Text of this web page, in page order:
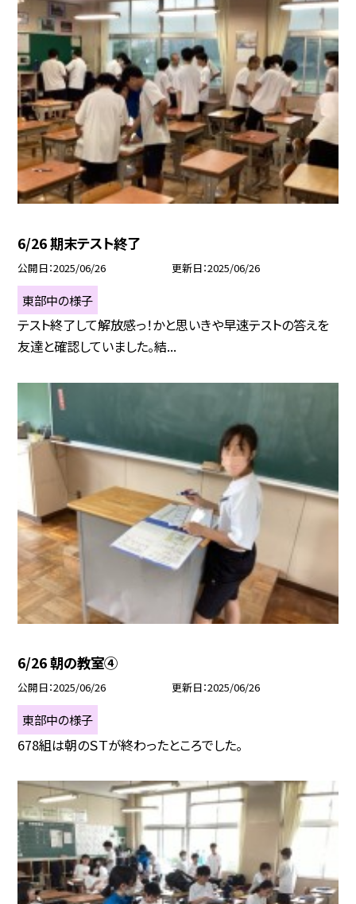
6/26 期末テスト終了
公開日 2025/06/26 更新日 2025/06/26
東部中の様子
テスト終了して解放感っ！かと思いきや早速テストの答えを
友達と確認していました。結...
6/26 朝の教室④
公開日 2025/06/26 更新日 2025/06/26
東部中の様子
678組は朝のＳＴが終わったところでした。